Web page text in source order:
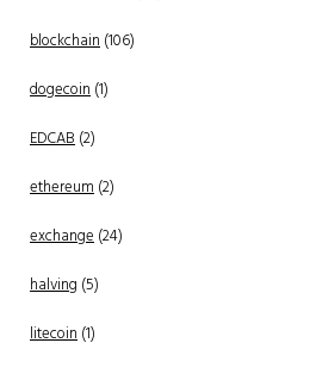
blockchain(106)
dogecoin(1)
EDCAB(2)
ethereum(2)
exchange(24)
halving (5)
litecoin(1)